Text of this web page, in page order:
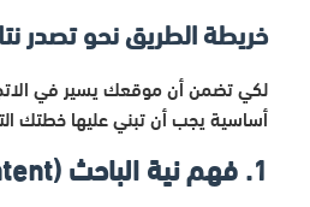
خريطة الطريق نحو تصدر
لكي تضمن أن موقعك يسير في
أساسية يجب أن تبني عليها خطتك
1. فهم نية الباحث (User Intent)